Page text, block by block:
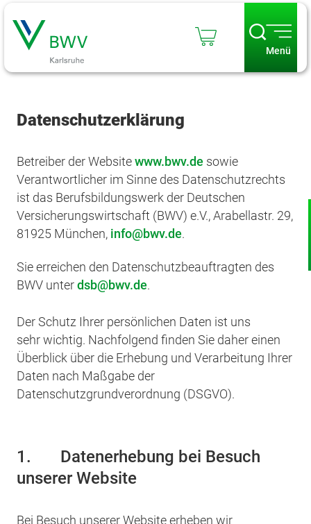
Menü
Datenschutzerklärung
Betreiber der Websitewww.bwv.de sowie
Verantwortlicher im Sinne des Datenschutzrechts
ist das Berufsbildungswerk der Deutschen
Versicherungswirtschaft (BWV) e.V., Arabellastr. 29,
81925 München, info bwv.de.
Sie erreichen den Datenschutzbeauftragten des
BWV unterdsb bwv.de.
Der Schutz Ihrer persönlichen Daten ist uns
sehr wichtig. Nachfolgend finden Sie daher einen
Überblick über die Erhebung und Verarbeitung Ihrer
Daten nach Maßgabe der
Datenschutzgrundverordnung (DSGVO).
1. Datenerhebung bei Besuch
unserer Website
Bei Besuch unserer Website erheben wir